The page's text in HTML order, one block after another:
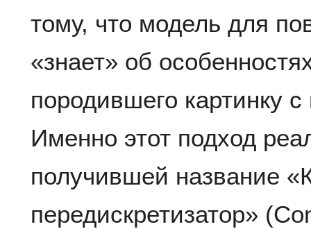
тому, что модель для
«знает» об
породившего картинку
Именно этот подход
получившей название
передискретизатор»